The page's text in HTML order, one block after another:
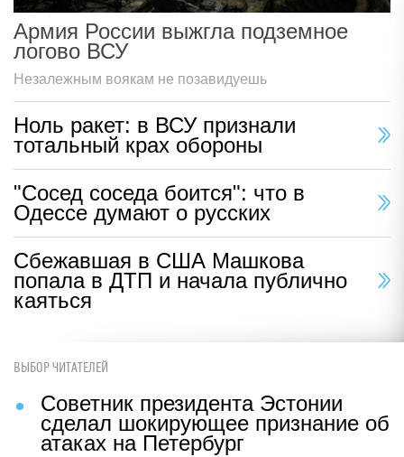
Армия России выжгла подземное
логово ВСУ
Незалежным воякам не позавидуешь
Ноль ракет: в ВСУ признали
тотальный крах обороны
"Сосед соседа боится": что в
Одессе думают о русских
Сбежавшая в США Машкова
попала в ДТП и начала публично
каяться
ВЫБОР ЧИТАТЕЛЕЙ
Советник президента Эстонии
сделал шокирующее признание об
атаках на Петербург